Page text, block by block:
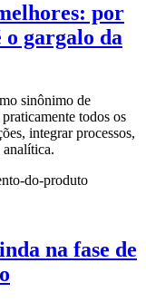
por
o gargalo da
sinônimo de
todos os
integrar processos,
analítica.
na fase de